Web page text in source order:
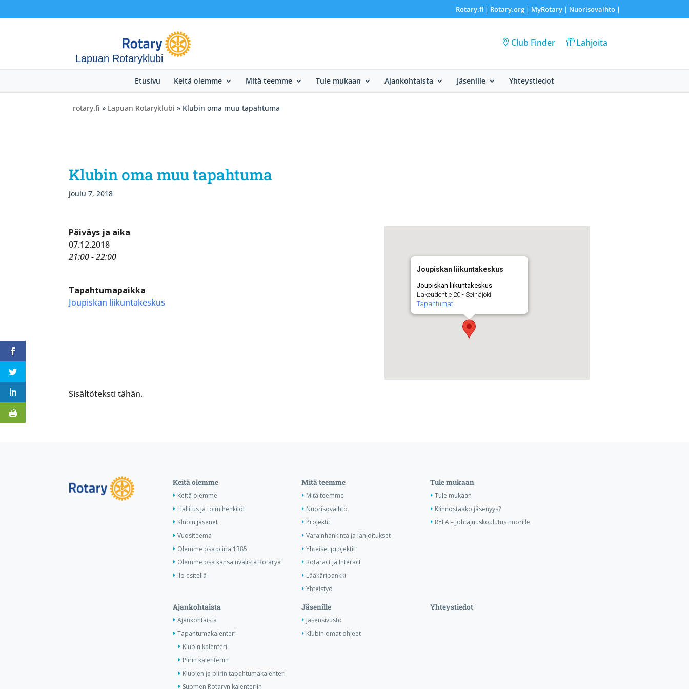
Rotary.fi| Rotary.org| MyRotary | Nuorisovaihto|
Lapuan Rotaryklubi
Club Finder Lahjoita
Etusivu Keitä olemme Mitä teemme Tule mukaan Ajankohtaista Jäsenille Yhteystiedot
rotary.fi » Lapuan Rotaryklubi » Klubin oma muu tapahtuma
Klubin oma muu tapahtuma
joulu 7, 2018
Joupiskan liikuntakeskus
Joupiskan liikuntakeskus
Lakeudentie 20 - Seinäjoki
Tapahtumat
Päiväys ja aika
07.12.2018
21:00 - 22:00
Tapahtumapaikka
Joupiskan liikuntakeskus
Sisältöteksti tähän.
Keitä olemme
Keitä olemme
Hallitus ja toimihenkilöt
Klubin jäsenet
Vuositeema
Olemme osa piiriä 1385
Olemme osa kansainvälistä Rotarya
Ilo esitellä
Mitä teemme
Mitä teemme
Nuorisovaihto
Projektit
Varainhankinta ja lahjoitukset
Yhteiset projektit
Rotaract ja Interact
Lääkäripankki
Yhteistyö
Tule mukaan
Tule mukaan
Kiinnostaako jäsenyys?
RYLA – Johtajuuskoulutus nuorille
Ajankohtaista
Ajankohtaista
Tapahtumakalenteri
Klubin kalenteri
Piirin kalenteriin
Klubien ja piirin tapahtumakalenteri
Suomen Rotaryn kalenteriin
Jäsenille
Jäsensivusto
Klubin omat ohjeet
Yhteystiedot